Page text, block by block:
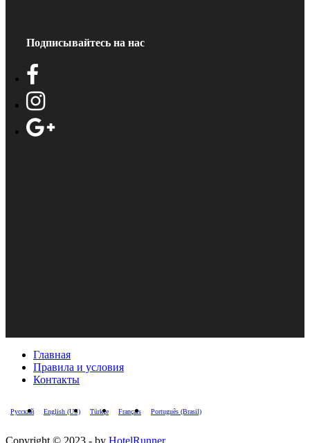
Подписывайтесь на нас
Главная
Правила и условия
Контакты
Русский English (US) Türkçe Français Português (Brasil)
Copyright © 2023 - by HotelRunner